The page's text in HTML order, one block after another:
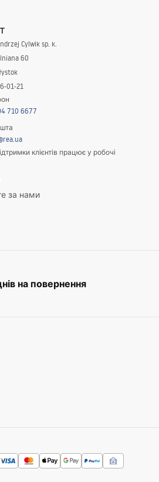
Cylwik sp. k.
60
01-21
710 6677
клієнтів працює у робочі
за нами
на повернення